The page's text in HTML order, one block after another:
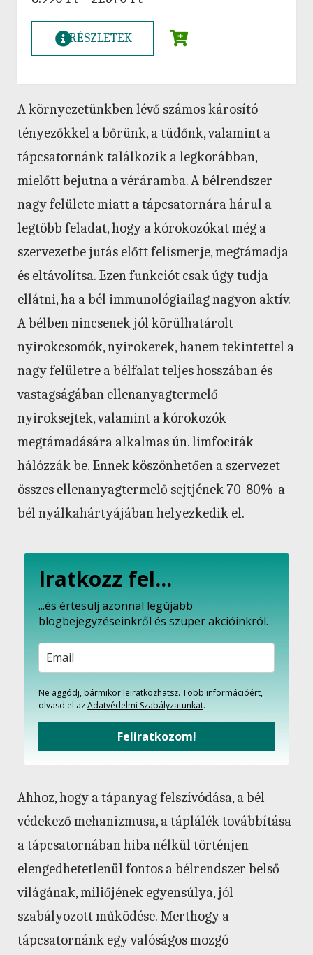
RÉSZLETEK
A környezetünkben lévő számos károsító
tényezőkkel a bőrünk, a tüdőnk, valamint a
tápcsatornánk találkozik a legkorábban,
mielőtt bejutna a véráramba. A bélrendszer
nagy felülete miatt a tápcsatornára hárul a
legtöbb feladat, hogy a kórokozókat még a
szervezetbe jutás előtt felismerje, megtámadja
és eltávolítsa. Ezen funkciót csak úgy tudja
ellátni, ha a bél immunológiailag nagyon aktív.
A bélben nincsenek jól körülhatárolt
nyirokcsomók, nyirokerek, hanem tekintettel a
nagy felületre a bélfalat teljes hosszában és
vastagságában ellenanyagtermelő
nyiroksejtek, valamint a kórokozók
megtámadására alkalmas ún. limfociták
hálózzák be. Ennek köszönhetően a szervezet
összes ellenanyagtermelő sejtjének 70-80%-a
bél nyálkahártyájában helyezkedik el.
Iratkozz fel...
...és értesülj azonnal legújabb
blogbejegyzéseinkről és szuper akcióinkról.
Ne aggódj, bármikor leiratkozhatsz. Több információért,
olvasd el azAdatvédelmi Szabályzatunkat.
Feliratkozom!
Ahhoz, hogy a tápanyag felszívódása, a bél
védekező mehanizmusa, a táplálék továbbítása
a tápcsatornában hiba nélkül történjen
elengedhetetlenül fontos a bélrendszer belső
világának, miliőjének egyensúlya, jól
szabályozott működése. Merthogy a
tápcsatornánk egy valóságos mozgó